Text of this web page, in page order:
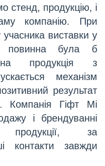
стенд, продукцію, і
компанію. При
виставки у
повинна була б
продукція з
механізм
результат
Компанія Гіфт Мі
і брендуванні
продукції, за
контакти завжди